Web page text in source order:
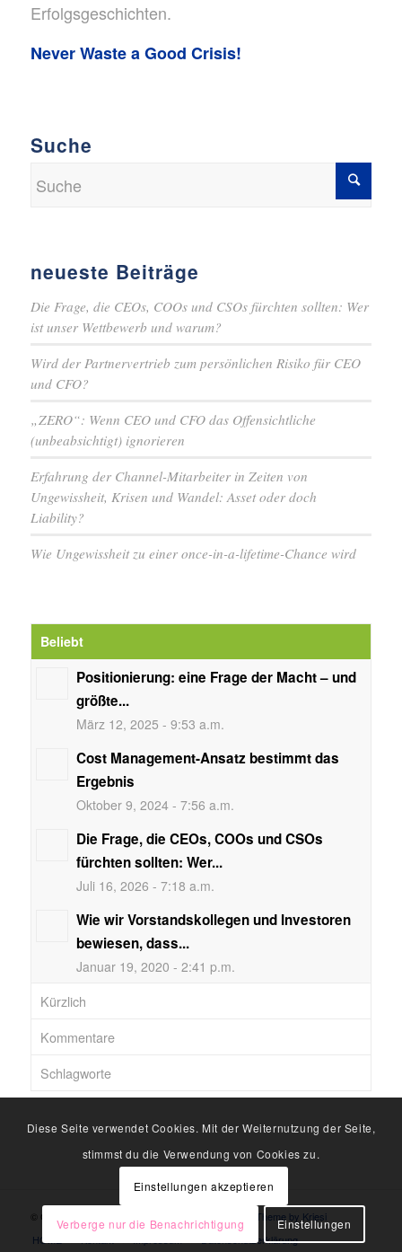
Erfolgsgeschichten.
Never Waste a Good Crisis!
Suche
neueste Beiträge
Die Frage, die CEOs, COOs und CSOs fürchten sollten: Wer
ist unser Wettbewerb und warum?
Wird der Partnervertrieb zum persönlichen Risiko für CEO
und CFO?
„ZERO“: Wenn CEO und CFO das Offensichtliche
(unbeabsichtigt) ignorieren
Erfahrung der Channel-Mitarbeiter in Zeiten von
Ungewissheit, Krisen und Wandel: Asset oder doch
Liability?
Wie Ungewissheit zu einer once-in-a-lifetime-Chance wird
Beliebt
Positionierung: eine Frage der Macht – und
größte...
März 12, 2025 - 9:53 a.m.
Cost Management-Ansatz bestimmt das
Ergebnis
Oktober 9, 2024 - 7:56 a.m.
Die Frage, die CEOs, COOs und CSOs
fürchten sollten: Wer...
Juli 16, 2026 - 7:18 a.m.
Wie wir Vorstandskollegen und Investoren
bewiesen, dass...
Januar 19, 2020 - 2:41 p.m.
Kürzlich
Kommentare
Schlagworte
© Copyright -
Enfold WordPress Theme by Kriesi
HOME
Datenschutzerklärung
Diese Seite verwendet Cookies. Mit der Weiternutzung der Seite,
stimmst du die Verwendung von Cookies zu.
Einstellungen akzeptieren
Verberge nur die Benachrichtigung Einstellungen